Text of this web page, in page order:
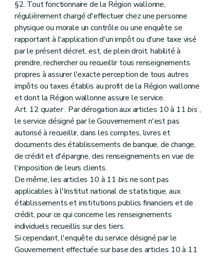
§2. Tout fonctionnaire de la Région wallonne,
régulièrement chargé d'effectuer chez une personne
physique ou morale un contrôle ou une enquête se
rapportant à l'application d'un impôt ou d'une taxe visé
par le présent décret, est, de plein droit, habilité à
prendre, rechercher ou recueillir tous renseignements
propres à assurer l'exacte perception de tous autres
impôts ou taxes établis au profit de la Région wallonne
et dont la Région wallonne assure le service.
Art. 12 quater. Par dérogation aux articles 10 à 11bis ,
le service désigné par le Gouvernement n'est pas
autorisé à recueillir, dans les comptes, livres et
documents des établissements de banque, de change,
de crédit et d'épargne, des renseignements en vue de
l'imposition de leurs clients.
De même, les articles 10 à 11 bis ne sont pas
applicables à l'Institut national de statistique, aux
établissements et institutions publics financiers et de
crédit, pour ce qui concerne les renseignements
individuels recueillis sur des tiers.
Si cependant, l'enquête du service désigné par le
Gouvernement effectuée sur base des articles 10 à 11